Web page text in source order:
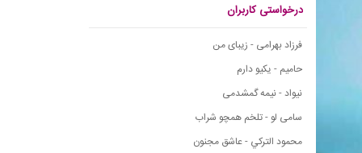
درخواستی کاربران
فرزاد بهرامی - زیبای من
حامیم - یکیو دارم
نیواد - نیمه گمشدمی
سامی لو - تلخم همچو شراب
محمود التركي - عاشق مجنون